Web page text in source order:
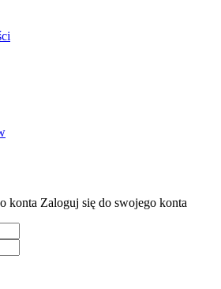
konta Zaloguj się do swojego konta